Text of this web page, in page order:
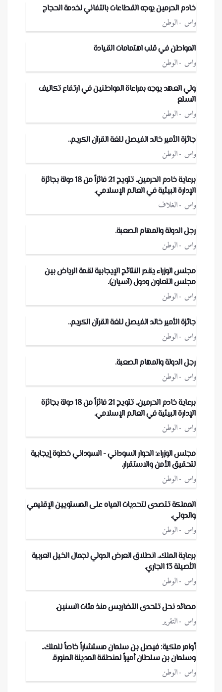
خادم الحرمين يوجه القطاعات بالتفاني لخدمة الحجاج
واس الوطن
المواطن في قلب اهتمامات القيادة
واس الوطن
ولي العهد يوجه بمراعاة المواطنين في ارتفاع تكاليف
السلع
واس الوطن
جائزة الأمير خالد الفيصل للغة القرآن الكريم..
واس الوطن
برعاية خادم الحرمين.. تتويج 21 فائزاً من 18 دولة بجائزة
الإدارة البيئية في العالم الإسلامي.
واس الغلاف
رجل الدولة والمهام الصعبة.
واس الوطن
مجلس الوزراء يقدر النتائج الإيجابية لقمة الرياض بين
مجلس التعاون ودول (آسيان).
واس الوطن
جائزة الأمير خالد الفيصل للغة القرآن الكريم..
واس الوطن
رجل الدولة والمهام الصعبة.
واس الوطن
برعاية خادم الحرمين.. تتويج 21 فائزاً من 18 دولة بجائزة
الإدارة البيئية في العالم الإسلامي.
واس الوطن
مجلس الوزراء: الحوار السوداني - السوداني خطوة إيجابية
لتحقيق الأمن والاستقرار.
واس الوطن
المملكة تتصدى لتحديات المياه على المستويين الإقليمي
والدولي.
واس الوطن
برعاية الملك.. انطلاق العرض الدولي لجمال الخيل العربية
الأصيلة 13 الجاري.
واس الوطن
مصائد نحل تتحدى التضاريس منذ مئات السنين.
واس التقرير
أوامر ملكية: فيصل بن سلمان مستشاراً خاصاً للملك..
وسلمان بن سلطان أميراً لمنطقة المدينة المنورة.
واس الوطن